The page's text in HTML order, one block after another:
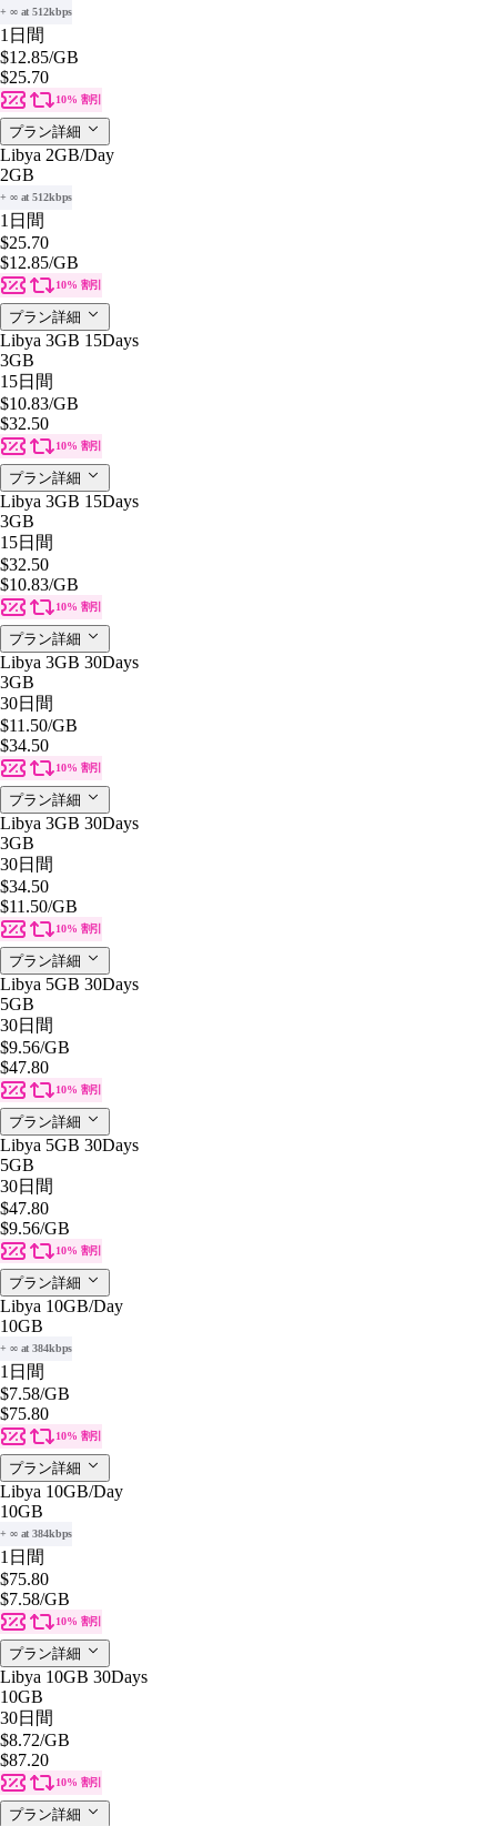
+ ∞ at 512kbps
1日間
$12.85/GB
$25.70
10% 割引
プラン詳細
Libya 2GB/Day
2GB
+ ∞ at 512kbps
1日間
$25.70
$12.85/GB
10% 割引
プラン詳細
Libya 3GB 15Days
3GB
15日間
$10.83/GB
$32.50
10% 割引
プラン詳細
Libya 3GB 15Days
3GB
15日間
$32.50
$10.83/GB
10% 割引
プラン詳細
Libya 3GB 30Days
3GB
30日間
$11.50/GB
$34.50
10% 割引
プラン詳細
Libya 3GB 30Days
3GB
30日間
$34.50
$11.50/GB
10% 割引
プラン詳細
Libya 5GB 30Days
5GB
30日間
$9.56/GB
$47.80
10% 割引
プラン詳細
Libya 5GB 30Days
5GB
30日間
$47.80
$9.56/GB
10% 割引
プラン詳細
Libya 10GB/Day
10GB
+ ∞ at 384kbps
1日間
$7.58/GB
$75.80
10% 割引
プラン詳細
Libya 10GB/Day
10GB
+ ∞ at 384kbps
1日間
$75.80
$7.58/GB
10% 割引
プラン詳細
Libya 10GB 30Days
10GB
30日間
$8.72/GB
$87.20
10% 割引
プラン詳細